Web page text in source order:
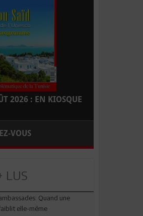
2026 : EN KIOSQUE
VOUS
LUS
Quand une
elle-même